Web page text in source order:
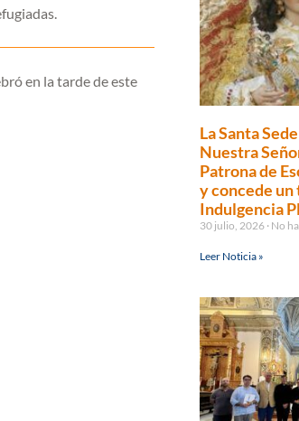
en la tarde de este
La Santa
Nuestra
Patrona de
y concede
Indulgencia
30 julio, 2026 No
Leer Noticia »